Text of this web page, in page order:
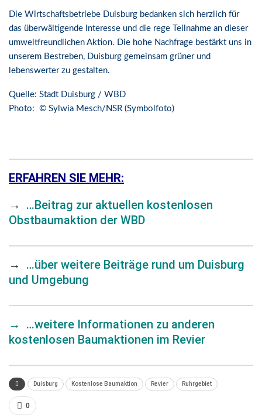
Die Wirtschaftsbetriebe Duisburg bedanken sich herzlich für
das überwältigende Interesse und die rege Teilnahme an dieser
umweltfreundlichen Aktion. Die hohe Nachfrage bestärkt uns in
unserem Bestreben, Duisburg gemeinsam grüner und
lebenswerter zu gestalten.
Quelle: Stadt Duisburg / WBD
Photo: © Sylwia Mesch/NSR (Symbolfoto)
ERFAHREN SIE MEHR:
→ …Beitrag zur aktuellen kostenlosen
Obstbaumaktion der WBD
→ …über weitere Beiträge rund um Duisburg
und Umgebung
→ …weitere Informationen zu anderen
kostenlosen Baumaktionen im Revier
Duisburg Kostenlose Baumaktion Revier Ruhrgebiet
0